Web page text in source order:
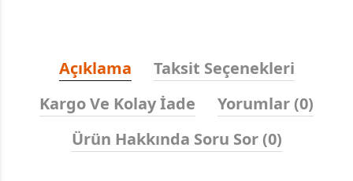
Açıklama
Taksit Seçenekleri
Kargo Ve Kolay İade
Yorumlar (0)
Ürün Hakkında Soru Sor (0)